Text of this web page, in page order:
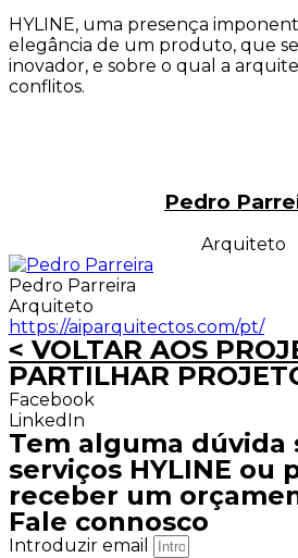
HYLINE, uma presença
elegância de um produto, que
inovador, e sobre o qual a
conflitos.
Pedro
Arquiteto
Pedro Parreira
Arquiteto
https://aiparquitectos.com/pt/
< VOLTAR AOS
PARTILHAR
Facebook
LinkedIn
Tem alguma dúvida
serviços HYLINE ou
receber um
Fale connosco
Introduzir email